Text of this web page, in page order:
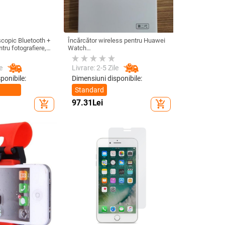
Bluetooth +
fotografiere,
și IOS -
add_shopping_cart
Încărcător wireless pentru Huawei
Watch
GT6/GT5/Watch5/Watch4/GT4 –
corp metalic, încărcare magnetică,
QC 3.0 încărcare rapidă, ieșire 5W
Livrare: 2-5 Zile
Dimensiuni disponibile:
Standard
97.31Lei add_shopping_cart